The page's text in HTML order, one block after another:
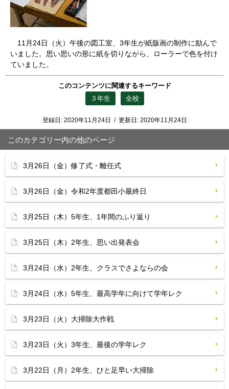
11月24日（火）午後の図工室、3年生が紙版画の制作に励んで
いました。思い思いの形に紙を切りながら、ローラーで色を付け
ていました。
このコンテンツに関連するキーワード
３年生
全校
登録日: 2020年11月24日 / 更新日: 2020年11月24日
このカテゴリー内の他のページ
3月26日（金）修了式・離任式
3月26日（金）令和2年度都田小最終日
3月25日（木）5年生、1年間のふり返り
3月25日（木）2年生、思い出発表会
3月24日（水）2年生、クラスでさよならの会
3月24日（水）5年生、最高学年に向けて学年レク
3月23日（火）大掃除大作戦
3月23日（火）3年生、最後の学年レク
3月22日（月）2年生、ひと足早い大掃除